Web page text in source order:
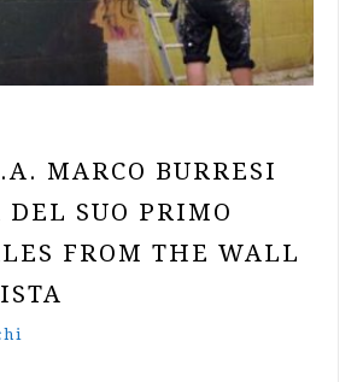
MARCO BURRESI
DEL SUO PRIMO
FROM THE WALL